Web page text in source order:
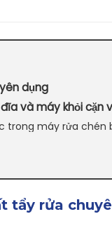
dụng
và máy khỏi cặn
trong máy rửa chén
GIÁ TỐT NHẤT?
tẩy rửa